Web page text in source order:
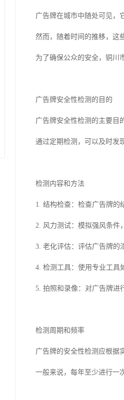
广告牌在城市中随处可见，
然而，随着时间的推移，这
为了确保公众的安全，铜川
广告牌安全性检测的目的
广告牌安全性检测的主要目
通过定期检测，可以及时发
检测内容和方法
1. 结构检查：检查广告牌的
2. 风力测试：模拟强风条件
3. 老化评估：评估广告牌的
4. 检测工具：使用专业工具
5. 拍照和录像：对广告牌进
检测周期和频率
广告牌的安全性检测应根据
一般来说，每年至少进行一